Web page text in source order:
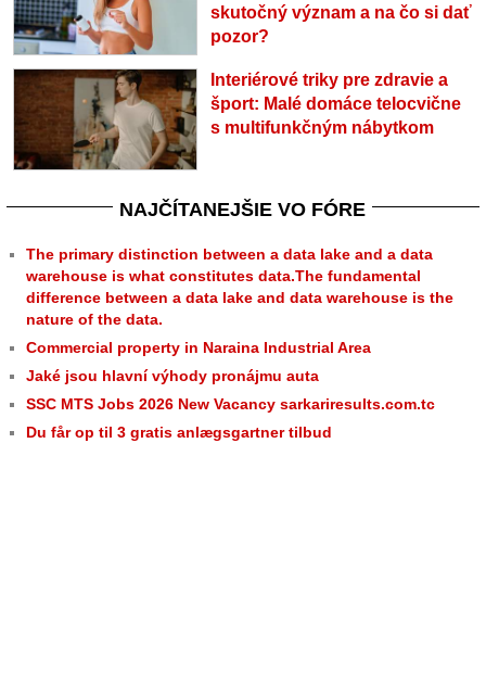
skutočný význam a na čo si dať
pozor?
Interiérové triky pre zdravie a
šport: Malé domáce telocvične
s multifunkčným nábytkom
NAJČÍTANEJŠIE VO FÓRE
The primary distinction between a data lake and a data
warehouse is what constitutes data.The fundamental
difference between a data lake and data warehouse is the
nature of the data.
Commercial property in Naraina Industrial Area
Jaké jsou hlavní výhody pronájmu auta
SSC MTS Jobs 2026 New Vacancy sarkariresults.com.tc
Du får op til 3 gratis anlægsgartner tilbud